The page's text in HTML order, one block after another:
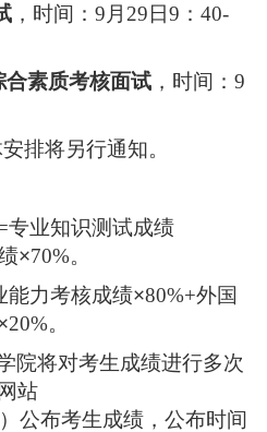
，时间： 9 月 29日9 ： 40-
素质考核面试 ，时间： 9
排将另行通知。
专业知识测试成绩
×70%。
能力考核成绩×80%+外国
20%。
院将对考生成绩进行多次
站
）公布考生成绩，公布时间